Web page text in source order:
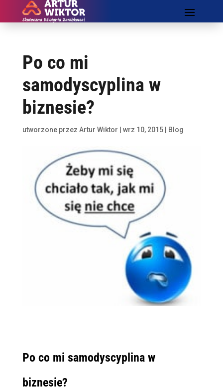
Po co mi
samodyscyplina w
biznesie?
utworzone przez Artur Wiktor wrz 10, 2015| Blog
Po co mi samodyscyplina w
biznesie?